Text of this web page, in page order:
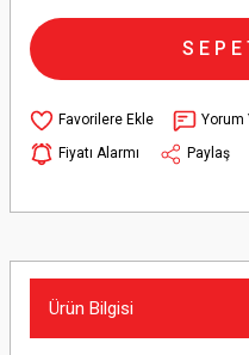
Yorum
Fiyatı Alarmı
Paylaş
Ürün Bilgisi